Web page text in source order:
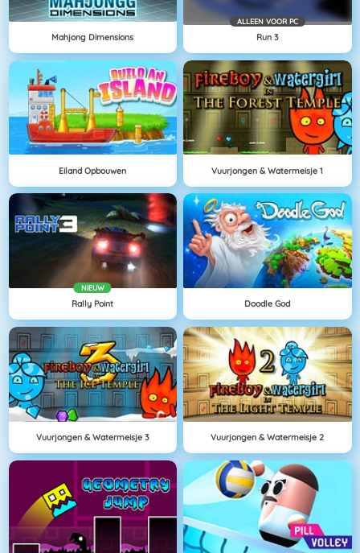
Mahjong Dimensions
ALLEEN VOOR PC
Run 3
Eiland Opbouwen Vuurjongen & Watermeisje 1
NIEUW
Rally Point Doodle God
Vuurjongen & Watermeisje 3 Vuurjongen & Watermeisje 2